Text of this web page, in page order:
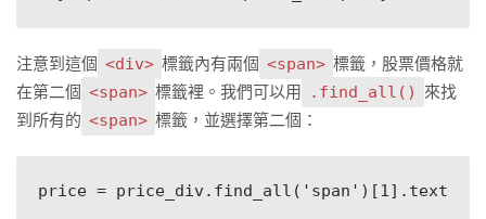
注意到這個 <div> 標籤內有兩個 <span> 標籤，股票價格就
在第二個 <span> 標籤裡。我們可以用 .find_all()
來找
到所有的 <span> 標籤，並選擇第二個：